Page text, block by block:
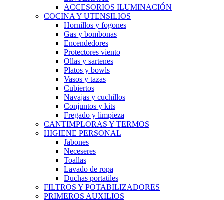
ACCESORIOS ILUMINACIÓN
COCINA Y UTENSILIOS
Hornillos y fogones
Gas y bombonas
Encendedores
Protectores viento
Ollas y sartenes
Platos y bowls
Vasos y tazas
Cubiertos
Navajas y cuchillos
Conjuntos y kits
Fregado y limpieza
CANTIMPLORAS Y TERMOS
HIGIENE PERSONAL
Jabones
Neceseres
Toallas
Lavado de ropa
Duchas portatiles
FILTROS Y POTABILIZADORES
PRIMEROS AUXILIOS